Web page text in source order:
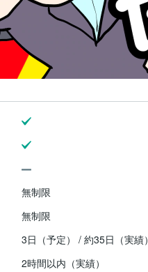
無制限
無制限
3日（予定） / 約35日（実績）
2時間以内（実績）